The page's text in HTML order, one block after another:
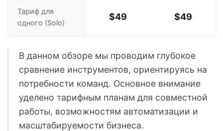
Тариф для
одного (Solo)
$49 $49
В данном обзоре мы проводим глубокое
сравнение инструментов, ориентируясь на
потребности команд. Основное внимание
уделено тарифным планам для совместной
работы, возможностям автоматизации и
масштабируемости бизнеса.